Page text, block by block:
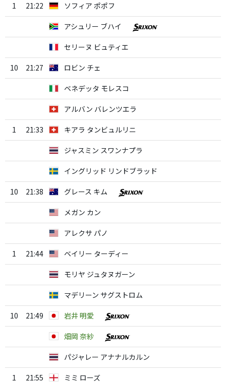
1 21:22 ソフィア ポポフ
アシュリー ブハイ
セリーヌ ビュティエ
10 21:27 ロビン チェ
ベネデッタ モレスコ
アルバン バレンツエラ
1 21:33 キアラ タンビュルリニ
ジャスミン スワンナプラ
イングリッド リンドブラッド
10 21:38 グレース キム
メガン カン
アレクサ パノ
1 21:44 ベイリー ターディー
モリヤ ジュタヌガーン
マデリーン サグストロム
10 21:49 岩井 明愛
畑岡 奈紗
パジャレー アナナルカルン
1 21:55 ミミ ローズ